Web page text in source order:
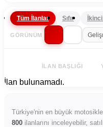
Tüm İlanlar Sıfır İkinci
GÖRÜNÜM
İLAN BAŞLIĞI
İlan bulunamadı.
Türkiye'nin en büyük
800 ilanlarını inceleyebilir,